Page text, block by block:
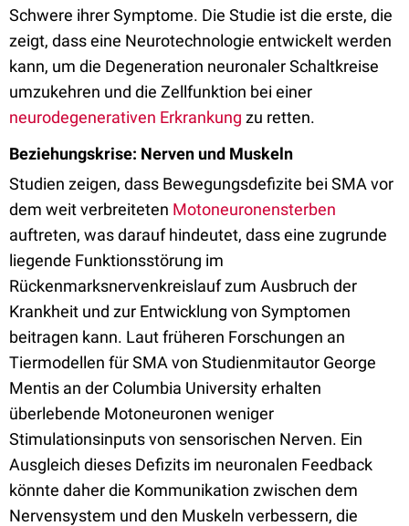
Schwere ihrer Symptome. Die Studie ist die erste, die
zeigt, dass eine Neurotechnologie entwickelt werden
kann, um die Degeneration neuronaler Schaltkreise
umzukehren und die Zellfunktion bei einer
neurodegenerativen Erkrankung zu retten.
Beziehungskrise: Nerven und Muskeln
Studien zeigen, dass Bewegungsdefizite bei SMA vor
dem weit verbreiteten Motoneuronensterben
auftreten, was darauf hindeutet, dass eine zugrunde
liegende Funktionsstörung im
Rückenmarksnervenkreislauf zum Ausbruch der
Krankheit und zur Entwicklung von Symptomen
beitragen kann. Laut früheren Forschungen an
Tiermodellen für SMA von Studienmitautor George
Mentis an der Columbia University erhalten
überlebende Motoneuronen weniger
Stimulationsinputs von sensorischen Nerven. Ein
Ausgleich dieses Defizits im neuronalen Feedback
könnte daher die Kommunikation zwischen dem
Nervensystem und den Muskeln verbessern, die